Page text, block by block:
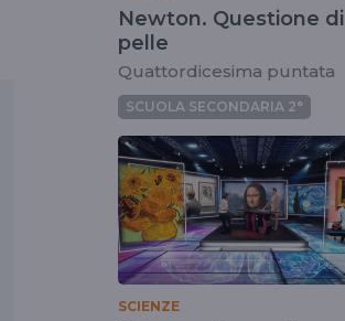
Newton. Questione di
pelle
Quattordicesima puntata
SCUOLA SECONDARIA 2°
SCIENZE